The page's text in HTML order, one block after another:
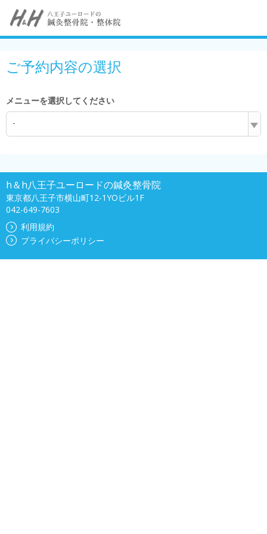
ご予約内容の選択
メニューを選択してください
-
h＆h八王子ユーロードの鍼灸整骨院
東京都八王子市横山町12-1YOビル1F
042-649-7603
利用規約
プライバシーポリシー